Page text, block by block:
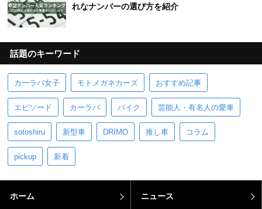
れなナンバーの選び方を紹介
話題のキーワード
カーラバ女子 モトメガネカーズ おすすめ記事
エピソード カーラバ バイク 芸能人・有名人の愛車
sotoshiru 新型車 DRIMO 推し車 コラム
pickup 新着
ホーム ニュース